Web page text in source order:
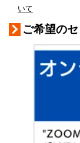
いて
ご希望の